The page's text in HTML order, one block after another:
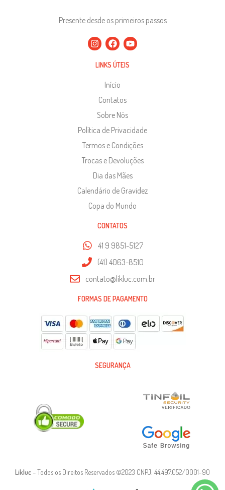
Presente desde os primeiros passos
LINKS ÚTEIS
Início
Contatos
Sobre Nós
Política de Privacidade
Termos e Condições
Trocas e Devoluções
Dia das Mães
Calendário de Gravidez
Copa do Mundo
CONTATOS
41 9 9851-5127
(41) 4063-8510
contato@likluc.com.br
FORMAS DE PAGAMENTO
SEGURANÇA
Likluc– Todos os Direitos Reservados ©2023 CNPJ: 44.497.052/0001-90